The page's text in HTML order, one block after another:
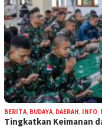
BERITA, BUDAYA, DAERAH, INFO,
Tingkatkan Keimanan